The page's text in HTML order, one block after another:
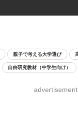
親子で考える大学選び
自由研究教材（中学生向け）
advertisement